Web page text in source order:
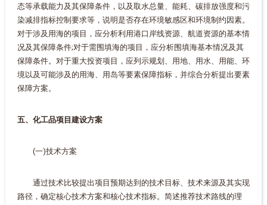
态等承载能力及其保障条件，以及取水总量、能耗、碳排放强度和污
染减排指标控制要求等，说明是否存在环境敏感区和环境制约因素。
对于涉及用海的项目，应分析利用港口岸线资源、航道资源的基本情
况及其保障条件;对于需围填海的项目，应分析围填海基本情况及其
保障条件。对于重大投资项目，应列示规划、用地、用水、用能、环
境以及可能涉及的用海、用岛等要素保障指标，并综合分析提出要素
保障方案。
五、化工品项目建设方案
(一)技术方案
通过技术比较提出项目预期达到的技术目标、技术来源及其实现
路径，确定核心技术方案和核心技术指标。简述推荐技术路线的理